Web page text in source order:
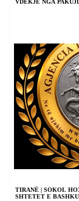
VDEKJE NGA
TIRANË | SOKOL
SHTETET E